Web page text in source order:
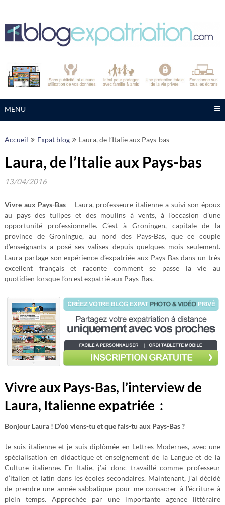
content
MENU
Accueil Expat blog Laura, de l’Italie aux Pays-bas
Laura, de l’Italie aux Pays-bas
13/04/2016
Vivre aux Pays-Bas – Laura, professeure italienne a suivi son époux
au pays des tulipes et des moulins à vents, à l’occasion d’une
opportunité professionnelle. C’est à Groningen, capitale de la
province de Groningue, au nord des Pays-Bas, que ce couple
d’enseignants a posé ses valises depuis quelques mois seulement.
Laura partage son expérience d’expatriée aux Pays-Bas dans un très
excellent français et raconte comment se passe la vie au
quotidien lorsque l’on est expatrié aux Pays-Bas.
Vivre aux Pays-Bas, l’interview de
Laura, Italienne expatriée :
Bonjour Laura ! D’où viens-tu et que fais-tu aux Pays-Bas ?
Je suis italienne et je suis diplômée en Lettres Modernes, avec une
spécialisation en didactique et enseignement de la Langue et de la
Culture italienne. En Italie, j’ai donc travaillé comme professeur
d’italien et latin dans les écoles secondaires. Maintenant, j’ai décidé
de prendre une année sabbatique pour me consacrer à l’écriture à
plein temps. Approchée par une importante agence littéraire